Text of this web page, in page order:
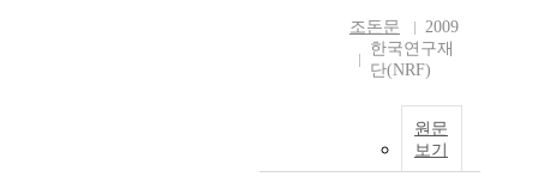
조돈문
2009
한국연구재
단(NRF)
원문
보기